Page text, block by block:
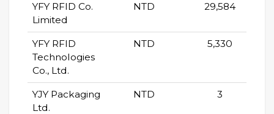
YFY RFID Co.
Limited
NTD 29,584
YFY RFID
Technologies
Co., Ltd.
NTD 5,330
YJY Packaging
Ltd.
NTD 3